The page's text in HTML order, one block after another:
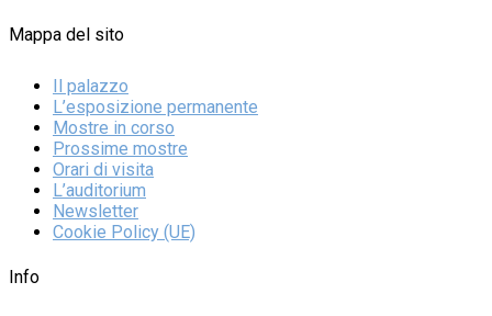
Mappa del sito
Il palazzo
L’esposizione permanente
Mostre in corso
Prossime mostre
Orari di visita
L’auditorium
Newsletter
Cookie Policy (UE)
Info